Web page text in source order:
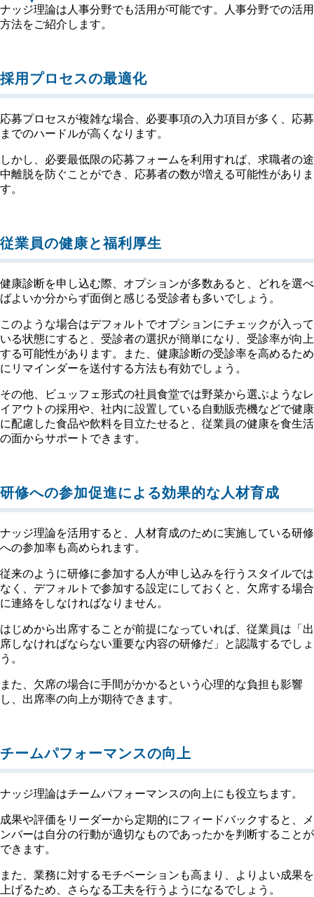
ナッジ理論は人事分野でも活用が可能です。人事分野での活用
方法をご紹介します。
採用プロセスの最適化
応募プロセスが複雑な場合、必要事項の入力項目が多く、応募
までのハードルが高くなります。
しかし、必要最低限の応募フォームを利用すれば、求職者の途
中離脱を防ぐことができ、応募者の数が増える可能性がありま
す。
従業員の健康と福利厚生
健康診断を申し込む際、オプションが多数あると、どれを選べ
ばよいか分からず面倒と感じる受診者も多いでしょう。
このような場合はデフォルトでオプションにチェックが入って
いる状態にすると、受診者の選択が簡単になり、受診率が向上
する可能性があります。また、健康診断の受診率を高めるため
にリマインダーを送付する方法も有効でしょう。
その他、ビュッフェ形式の社員食堂では野菜から選ぶようなレ
イアウトの採用や、社内に設置している自動販売機などで健康
に配慮した食品や飲料を目立たせると、従業員の健康を食生活
の面からサポートできます。
研修への参加促進による効果的な人材育成
ナッジ理論を活用すると、人材育成のために実施している研修
への参加率も高められます。
従来のように研修に参加する人が申し込みを行うスタイルでは
なく、デフォルトで参加する設定にしておくと、欠席する場合
に連絡をしなければなりません。
はじめから出席することが前提になっていれば、従業員は「出
席しなければならない重要な内容の研修だ」と認識するでしょ
う。
また、欠席の場合に手間がかかるという心理的な負担も影響
し、出席率の向上が期待できます。
チームパフォーマンスの向上
ナッジ理論はチームパフォーマンスの向上にも役立ちます。
成果や評価をリーダーから定期的にフィードバックすると、メ
ンバーは自分の行動が適切なものであったかを判断することが
できます。
また、業務に対するモチベーションも高まり、よりよい成果を
上げるため、さらなる工夫を行うようになるでしょう。